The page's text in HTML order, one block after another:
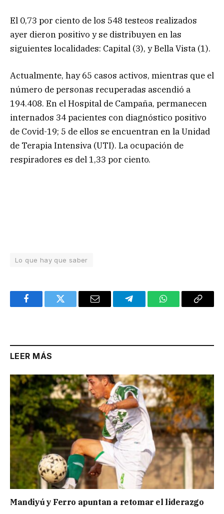
El 0,73 por ciento de los 548 testeos realizados
ayer dieron positivo y se distribuyen en las
siguientes localidades: Capital (3), y Bella Vista (1).
Actualmente, hay 65 casos activos, mientras que el
número de personas recuperadas ascendió a
194.408. En el Hospital de Campaña, permanecen
internados 34 pacientes con diagnóstico positivo
de Covid-19; 5 de ellos se encuentran en la Unidad
de Terapia Intensiva (UTI). La ocupación de
respiradores es del 1,33 por ciento.
Lo que hay que saber
FacebookTwitter Email TelegramWhatsAppCopy
LEER MÁS
Mandiyú y Ferro apuntan a retomar el liderazgo